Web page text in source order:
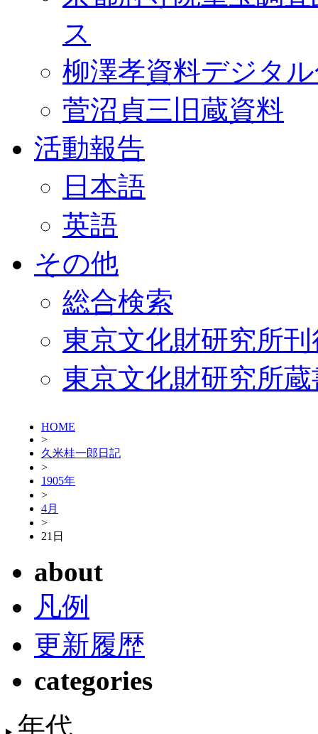
ス
柳澤孝資料デジタ
菅沼貞三旧蔵資料
活動報告
日本語
英語
その他
総合検索
東京文化財研究所
東京文化財研究所
HOME
>
久米桂一郎日記
>
1905年
>
4月
>
21日
about
凡例
更新履歴
categories
年代